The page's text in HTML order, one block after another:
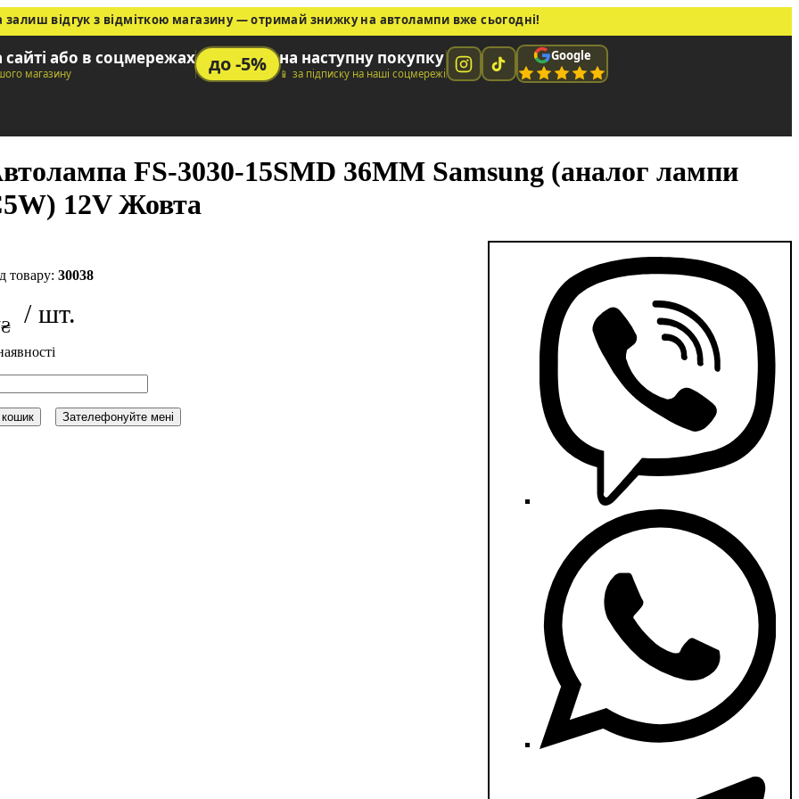
залиш відгук з відміткою магазину — отримай знижку на автолампи вже сьогодні!
сайті або в соцмережах
магазину до -5% на наступну покупку
📱 за підписку на наші соцмережі
Google
FS-3030-15SMD 36MM Samsung (аналог лампи
12V Жовта
30038
₴
Зателефонуйте мені